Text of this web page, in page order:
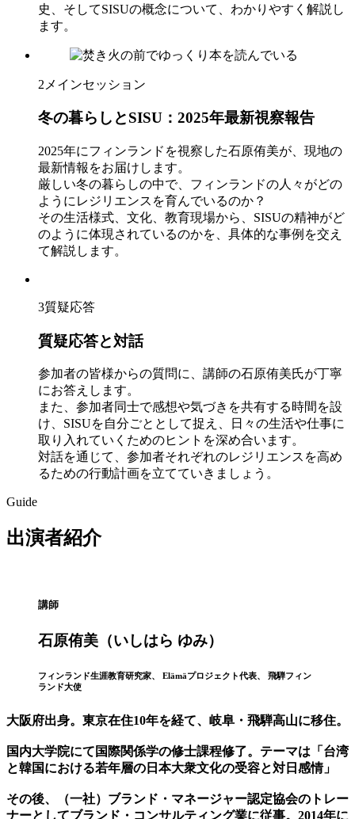
史、そしてSISUの概念について、わかりやすく解説し
ます。
2 メインセッション
冬の暮らしとSISU：2025年最新視察報告
2025年にフィンランドを視察した石原侑美が、現地の
最新情報をお届けします。
厳しい冬の暮らしの中で、フィンランドの人々がどの
ようにレジリエンスを育んでいるのか？
その生活様式、文化、教育現場から、SISUの精神がど
のように体現されているのかを、具体的な事例を交え
て解説します。
3質疑応答
質疑応答と対話
参加者の皆様からの質問に、講師の石原侑美氏が丁寧
にお答えします。
また、参加者同士で感想や気づきを共有する時間を設
け、SISUを自分ごととして捉え、日々の生活や仕事に
取り入れていくためのヒントを深め合います。
対話を通じて、参加者それぞれのレジリエンスを高め
るための行動計画を立てていきましょう。
Guide
出演者紹介
講師
石原侑美（いしはら ゆみ）
フィンランド生涯教育研究家、 Elämäプロジェクト代表、 飛騨フィン
ランド大使
大阪府出身。東京在住10年を経て、岐阜・飛騨高山に移住。
国内大学院にて国際関係学の修士課程修了。テーマは「台湾
と韓国における若年層の日本大衆文化の受容と対日感情」
その後、（一社）ブランド・マネージャー認定協会のトレー
ナーとしてブランド・コンサルティング業に従事。2014年に